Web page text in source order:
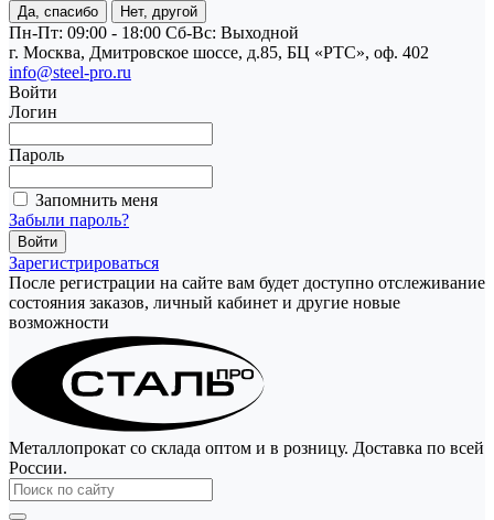
Да, спасибо Нет, другой
Пн-Пт: 09:00 - 18:00 Cб-Вс: Выходной
г. Москва, Дмитровское шоссе, д.85, БЦ «РТС», оф. 402
info@steel-pro.ru
Войти
Логин
Пароль
Запомнить меня
Забыли пароль?
Зарегистрироваться
После регистрации на сайте вам будет доступно отслеживание
состояния заказов, личный кабинет и другие новые
возможности
Металлопрокат со склада оптом и в розницу. Доставка по всей
России.